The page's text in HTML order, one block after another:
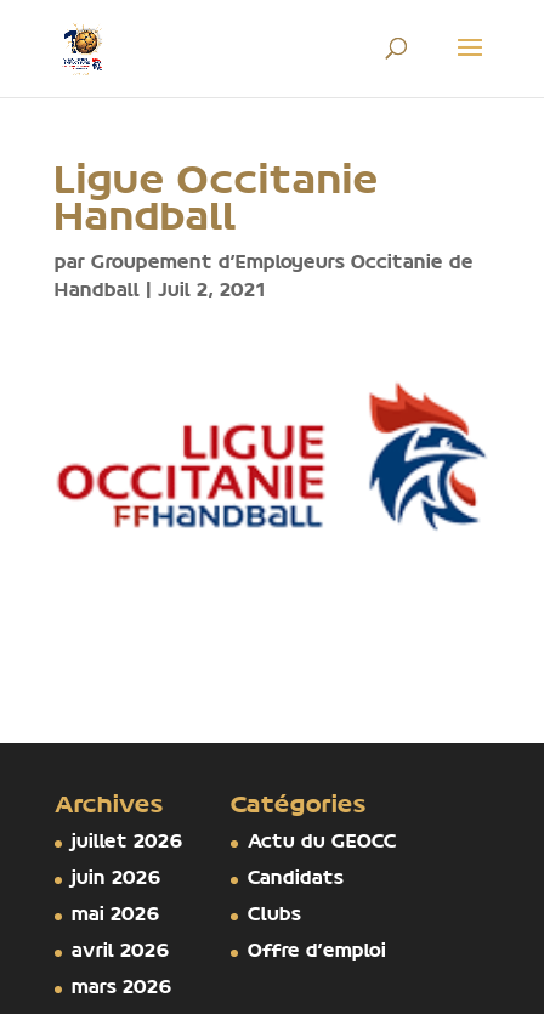
Ligue Occitanie
Handball
par Groupement d'Employeurs Occitanie de
Handball| Juil 2, 2021
Archives
juillet 2026
juin 2026
mai 2026
avril 2026
mars 2026
Catégories
Actu du GEOCC
Candidats
Clubs
Offre d'emploi